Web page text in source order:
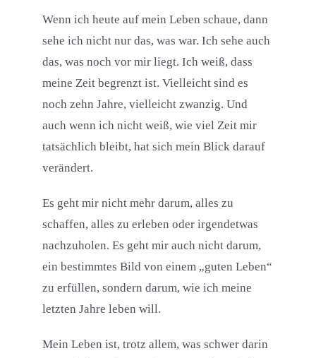
Wenn ich heute auf mein Leben schaue, dann
sehe ich nicht nur das, was war. Ich sehe auch
das, was noch vor mir liegt. Ich weiß, dass
meine Zeit begrenzt ist. Vielleicht sind es
noch zehn Jahre, vielleicht zwanzig. Und
auch wenn ich nicht weiß, wie viel Zeit mir
tatsächlich bleibt, hat sich mein Blick darauf
verändert.
Es geht mir nicht mehr darum, alles zu
schaffen, alles zu erleben oder irgendetwas
nachzuholen. Es geht mir auch nicht darum,
ein bestimmtes Bild von einem „guten Leben“
zu erfüllen, sondern darum, wie ich meine
letzten Jahre leben will.
Mein Leben ist, trotz allem, was schwer darin